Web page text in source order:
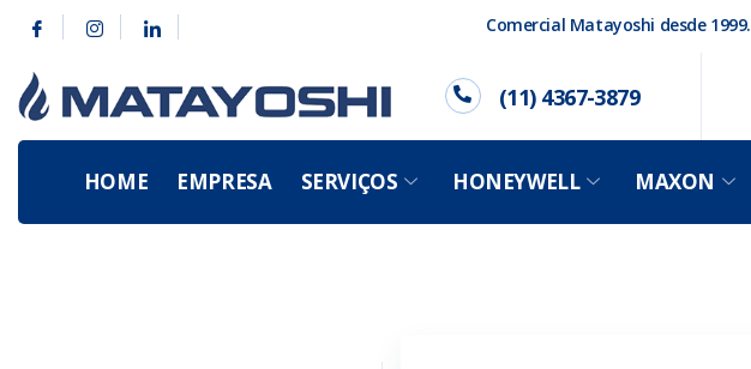
Comercial Matayoshi desde 1999.
(11) 4367-3879
HOME EMPRESA SERVIÇOS HONEYWELL MAXON